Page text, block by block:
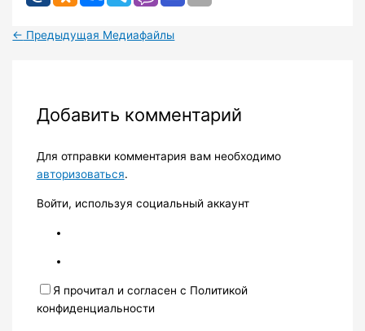
← Предыдущая Медиафайлы
Добавить комментарий
Для отправки комментария вам необходимо
авторизоваться.
Войти, используя социальный аккаунт
Я прочитал и согласен с Политикой
конфиденциальности